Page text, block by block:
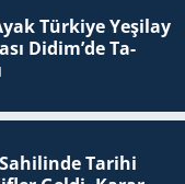
Tür­ki­ye Ye­şi­lay
Didim’de Ta­
Tarihi